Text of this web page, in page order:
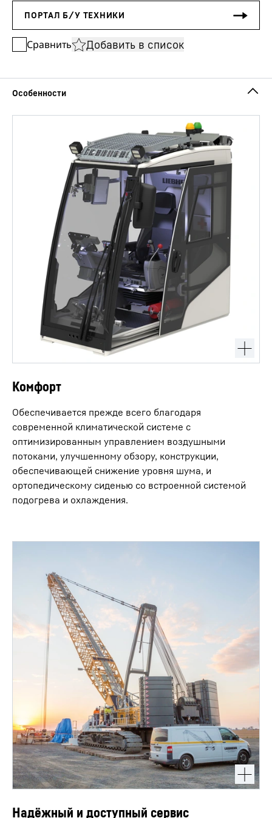
Сравнить Добавить в список
Комфорт
Обеспечивается прежде всего благодаря
современной климатической системе с
оптимизированным управлением воздушными
потоками, улучшенному обзору, конструкции,
обеспечивающей снижение уровня шума, и
ортопедическому сиденью со встроенной системой
подогрева и охлаждения.
Надёжный и доступный сервис